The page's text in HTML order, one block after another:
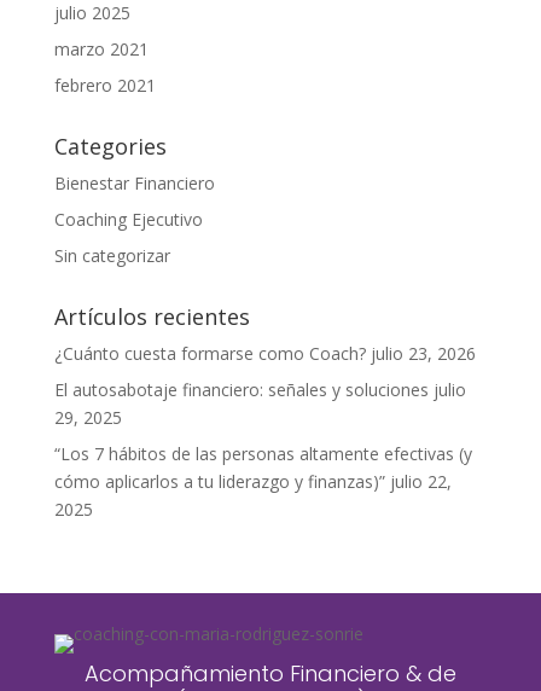
julio 2025
marzo 2021
febrero 2021
Categories
Bienestar Financiero
Coaching Ejecutivo
Sin categorizar
Artículos recientes
¿Cuánto cuesta formarse como Coach? julio 23, 2026
El autosabotaje financiero: señales y soluciones julio
29, 2025
“Los 7 hábitos de las personas altamente efectivas (y
cómo aplicarlos a tu liderazgo y finanzas)” julio 22,
2025
Acompañamiento Financiero & de